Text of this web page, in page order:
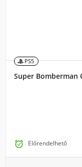
PS5
Super Bomberman
 Előrendelhető